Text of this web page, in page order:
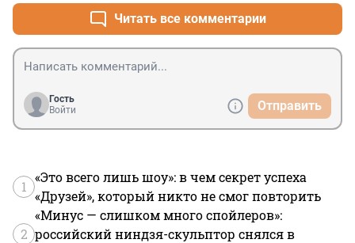
Читать все комментарии
Гость
Войти
Отправить
1
«Это всего лишь шоу»: в чем секрет успеха
«Друзей», который никто не смог повторить
2
«Минус — слишком много спойлеров»:
российский ниндзя-скульптор снялся в